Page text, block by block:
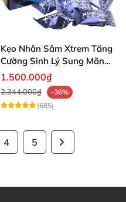
Kẹo Nhân Sâm Xtrem Tăng
Cường Sinh Lý Sung Mãn
Khi Lâm Trận
1.500.000₫
2.344.000₫
-36%
(685)
4 5